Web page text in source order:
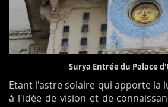
Surya Entrée du Palace
Etant l'astre solaire qui apporte la
à l'idée de vision et de